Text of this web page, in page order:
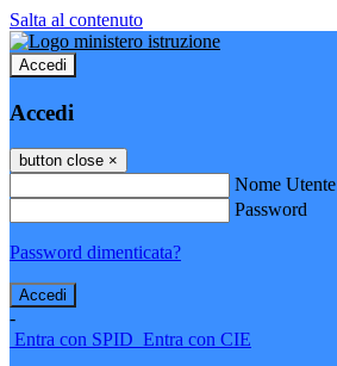
Salta al contenuto
Accedi
Accedi
button close ×
Nome Utente
Password
Password dimenticata?
-
Entra con SPID Entra con CIE